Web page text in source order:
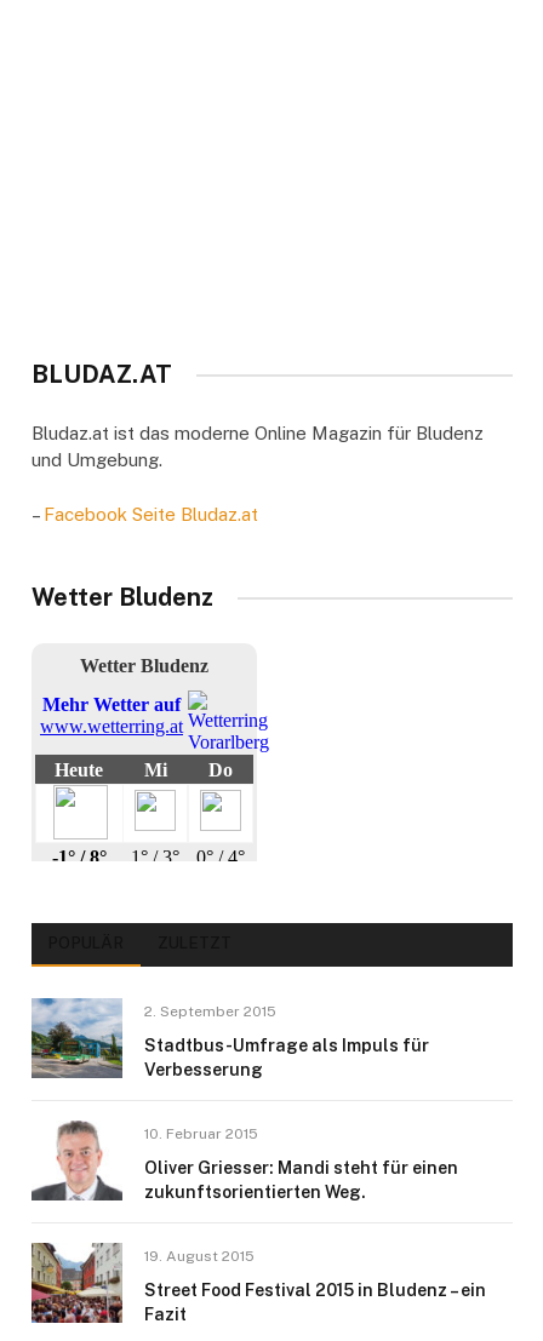
BLUDAZ.AT
Bludaz.at ist das moderne Online Magazin für Bludenz
und Umgebung.
– Facebook Seite Bludaz.at
Wetter Bludenz
2. September 2015
Stadtbus-Umfrage als Impuls für
Verbesserung
10. Februar 2015
Oliver Griesser: Mandi steht für einen
zukunftsorientierten Weg.
19. August 2015
Street Food Festival 2015 in Bludenz – ein
Fazit